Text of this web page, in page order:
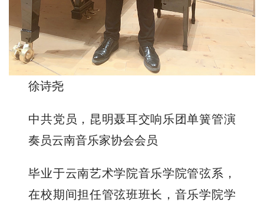
徐诗尧
中共党员，昆明聂耳交响乐团单簧管演
奏员云南音乐家协会会员
毕业于云南艺术学院音乐学院管弦系，
在校期间担任管弦班班长，音乐学院学